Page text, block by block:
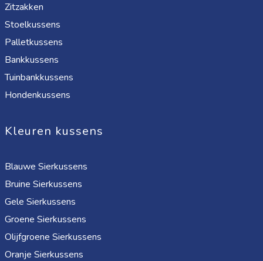
Zitzakken
Stoelkussens
Palletkussens
Bankkussens
Tuinbankkussens
Hondenkussens
Kleuren kussens
Blauwe Sierkussens
Bruine Sierkussens
Gele Sierkussens
Groene Sierkussens
Olijfgroene Sierkussens
Oranje Sierkussens